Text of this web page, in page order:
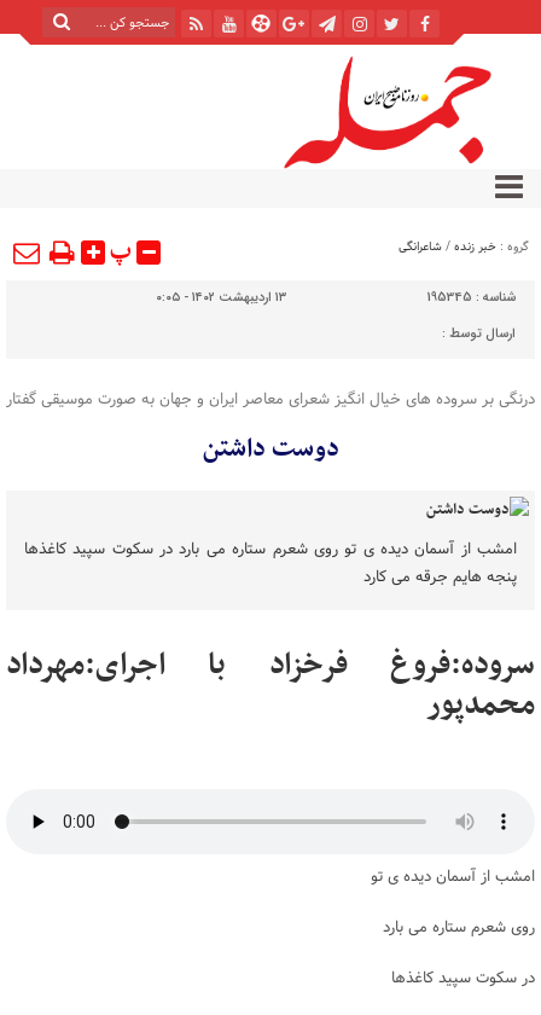
گروه : خبر زنده/شاعرانگی پ
شناسه : 195345
۱۳ اردیبهشت ۱۴۰۲ - ۰:۰۵
ارسال توسط :
درنگی بر سروده های خیال انگیز شعرای معاصر ایران و جهان به صورت موسیقی گفتار
دوست داشتن
امشب از آسمان دیده ی تو روی شعرم ستاره می بارد در سکوت سپید کاغذها
پنجه هایم جرقه می کارد
سروده:فروغ فرخزاد با اجرای:مهرداد
محمدپور
امشب از آسمان دیده ی تو
روی شعرم ستاره می بارد
در سکوت سپید کاغذها